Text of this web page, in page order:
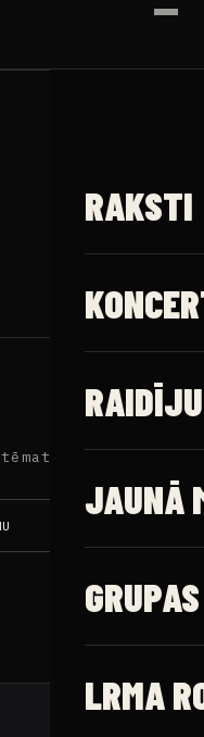
✕
RAKSTI
JAUNĀ
GRUPAS
LRMA